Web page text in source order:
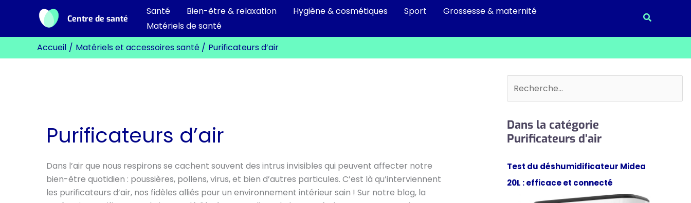
contenu
Centre de santé
Santé Bien-être & relaxation Hygiène & cosmétiques Sport
Grossesse & maternité
Matériels de santé
Accueil Matériels et accessoires santé Purificateurs d’air
Purificateurs d’air
Dans l’air que nous respirons se cachent souvent des intrus invisibles qui peuvent affecter notre
bien-être quotidien : poussières, pollens, virus, et bien d’autres particules. C’est là qu’interviennent
les purificateurs d’air, nos fidèles alliés pour un environnement intérieur sain ! Sur notre blog, la
Rechercher
Dans la catégorie
Purificateurs d’air
Test du déshumidificateur Midea
20L : efficace et connecté